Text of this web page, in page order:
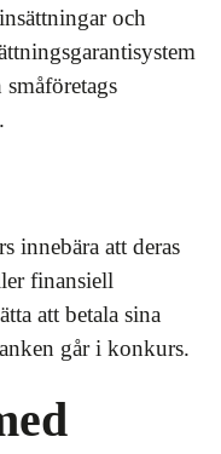
och
innebära att deras
finansiell
att betala sina
går i konkurs.